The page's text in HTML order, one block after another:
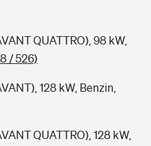
QUATTRO), 98 kW,
/ 526)
128 kW, Benzin,
QUATTRO), 128 kW,